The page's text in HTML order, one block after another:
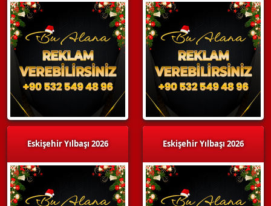
Eskişehir Yılbaşı 2026 Eskişehir Yılbaşı 2026